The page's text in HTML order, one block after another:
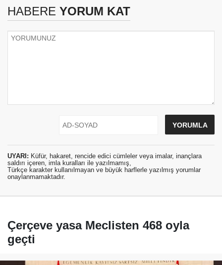
HABERE YORUM KAT
UYARI: Küfür, hakaret, rencide edici cümleler veya imalar, inançlara
saldırı içeren, imla kuralları ile yazılmamış,
Türkçe karakter kullanılmayan ve büyük harflerle yazılmış yorumlar
onaylanmamaktadır.
Çerçeve yasa Meclisten 468 oyla
geçti